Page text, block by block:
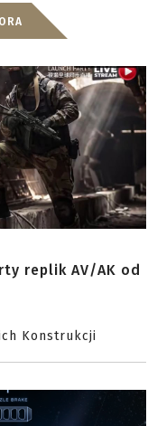
replik AV/AK od
Konstrukcji